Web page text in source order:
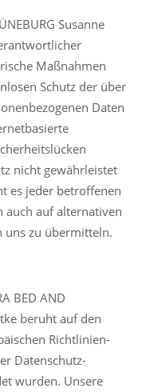
28 29
Susanne
Maßnahmen
Schutz der über
Daten
nicht gewährleistet
es jeder betroffenen
auch auf alternativen
uns zu übermitteln.
BED AND
beruht auf den
Richtlinien-
Datenschutz-
wurden. Unsere